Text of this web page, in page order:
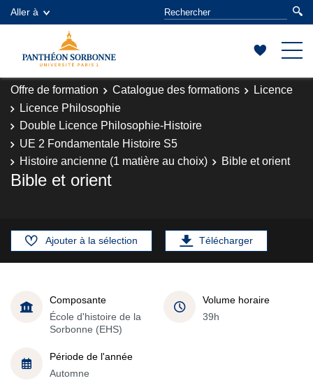
Aller à
Offre de formation Catalogue des formations
Licence
Licence Philosophie
Double Licence Philosophie-Histoire
UE 2 Fondamentale Histoire S5
Histoire ancienne (1 matière au choix)
Bible et orient
Bible et orient
Ajouter à la sélection Télécharger
Composante
École d'histoire de la
Sorbonne (EHS)
Volume horaire
39h
Période de l'année
Automne